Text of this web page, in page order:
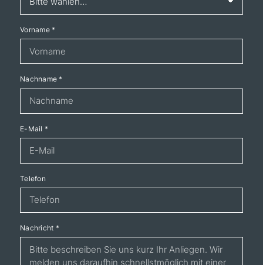
Vorname*
Nachname*
E-Mail *
Telefon
Nachricht *